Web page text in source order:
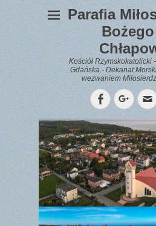
Parafia
Kościół Rzymskokatolicki
Gdańska - Dekanat
wezwaniem
Facebook